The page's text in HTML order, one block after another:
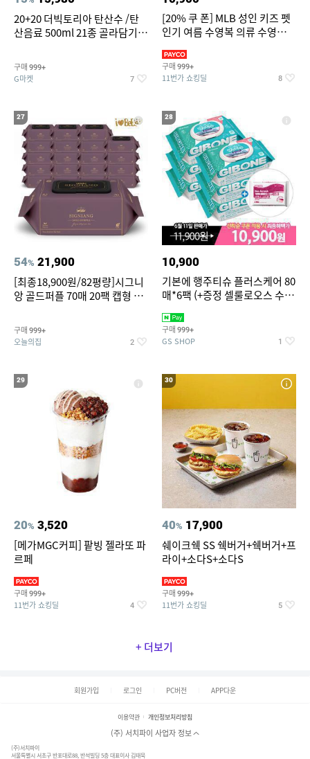
20+20 더빅토리아 탄산수 /탄
산음료 500ml 21종 골라담기
구매 999+
G마켓 7
[20% 쿠 폰] MLB 성인 키즈 펫
인기 여름 수영복 의류 수영복
구매 999+
11번가 쇼킹딜 8
27
54% 21,900
[최종18,900원/82평량]시그니
앙 골드퍼플 70매 20팩 캡형 아
구매 999+
오늘의집 2
28
10,900
기본에 행주티슈 플러스케어 80
매*6팩 (+증정 셀룰로오스 수세
구매 999+
GS SHOP 1
29
20% 3,520
[메가MGC커피] 팥빙 젤라또 파
르페
구매 999+
11번가 쇼킹딜 4
30
40% 17,900
쉐이크쉑 SS 쉑버거+쉑버거+프
라이+소다S+소다S
구매 999+
11번가 쇼킹딜 5
+ 더보기
회원가입 로그인 PC버전 APP다운
이용약관 개인정보처리방침
(주) 서치파이 사업자 정보
(주)서치파이
서울특별시 서초구 반포대로88, 반석빌딩 5층 대표이사 김태묵